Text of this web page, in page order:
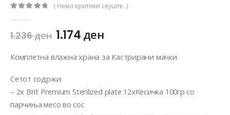
( Нема критики сеуште. )
1.236ден 1.174ден
Комплетна влажна храна за Кастрирани мачки.
Сетот содржи:
– 2х Brit Premium Sterilized plate 12хКесичка 100гр со
парчиња месо во сос